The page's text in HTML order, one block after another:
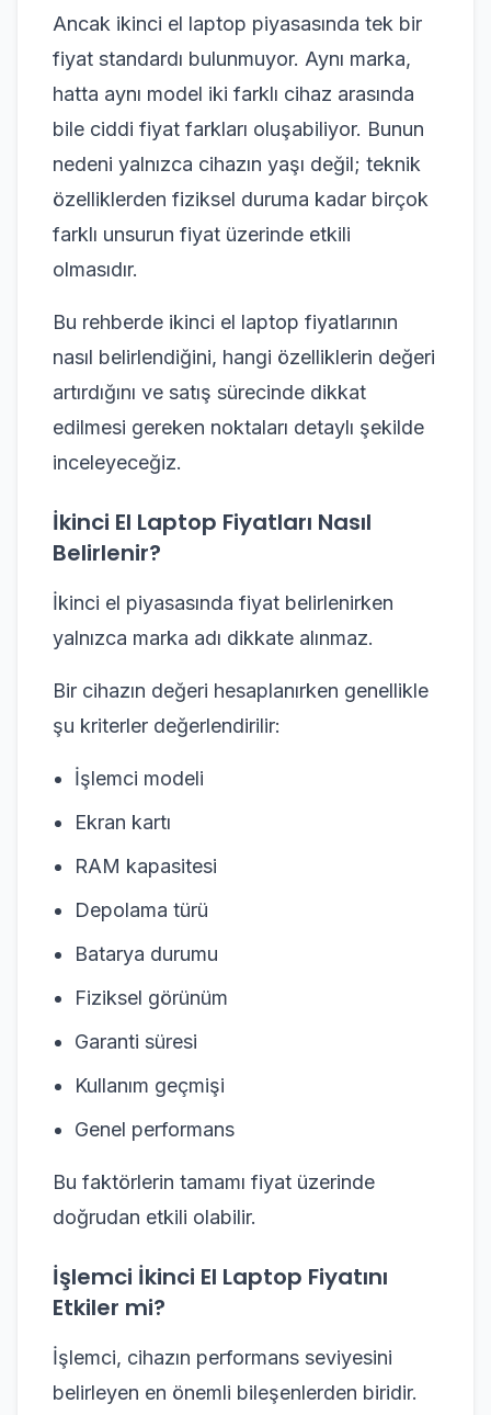
Ancak ikinci el laptop piyasasında tek bir
fiyat standardı bulunmuyor. Aynı marka,
hatta aynı model iki farklı cihaz arasında
bile ciddi fiyat farkları oluşabiliyor. Bunun
nedeni yalnızca cihazın yaşı değil; teknik
özelliklerden fiziksel duruma kadar birçok
farklı unsurun fiyat üzerinde etkili
olmasıdır.
Bu rehberde ikinci el laptop fiyatlarının
nasıl belirlendiğini, hangi özelliklerin değeri
artırdığını ve satış sürecinde dikkat
edilmesi gereken noktaları detaylı şekilde
inceleyeceğiz.
İkinci El Laptop Fiyatları Nasıl
Belirlenir?
İkinci el piyasasında fiyat belirlenirken
yalnızca marka adı dikkate alınmaz.
Bir cihazın değeri hesaplanırken genellikle
şu kriterler değerlendirilir:
İşlemci modeli
Ekran kartı
RAM kapasitesi
Depolama türü
Batarya durumu
Fiziksel görünüm
Garanti süresi
Kullanım geçmişi
Genel performans
Bu faktörlerin tamamı fiyat üzerinde
doğrudan etkili olabilir.
İşlemci İkinci El Laptop Fiyatını
Etkiler mi?
İşlemci, cihazın performans seviyesini
belirleyen en önemli bileşenlerden biridir.